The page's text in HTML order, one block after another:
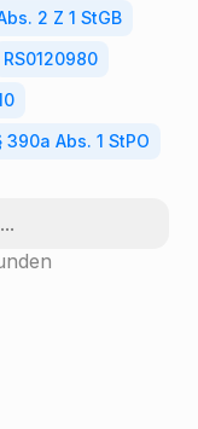
2 Z 1 StGB
RS0120980
390a Abs. 1 StPO